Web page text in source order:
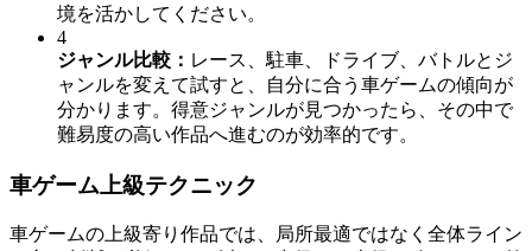
境を活かしてください。
4
ジャンル比較 ： レース、駐車、ドライブ、バトルとジ
ャンルを変えて試すと、自分に合う車ゲームの傾向が
分かります。得意ジャンルが見つかったら、その中で
難易度の高い作品へ進むのが効率的です。
車ゲーム上級テクニック
車ゲームの上級寄り作品では、局所最適ではなく全体ライン